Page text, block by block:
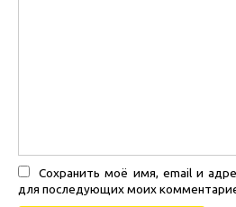
Сохранить моё имя, email и
для последующих моих